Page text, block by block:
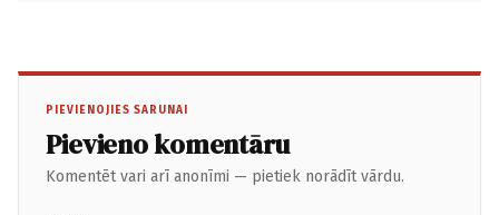
PIEVIENOJIES SARUNAI
Pievieno komentāru
Komentēt vari arī anonīmi — pietiek norādīt vārdu.